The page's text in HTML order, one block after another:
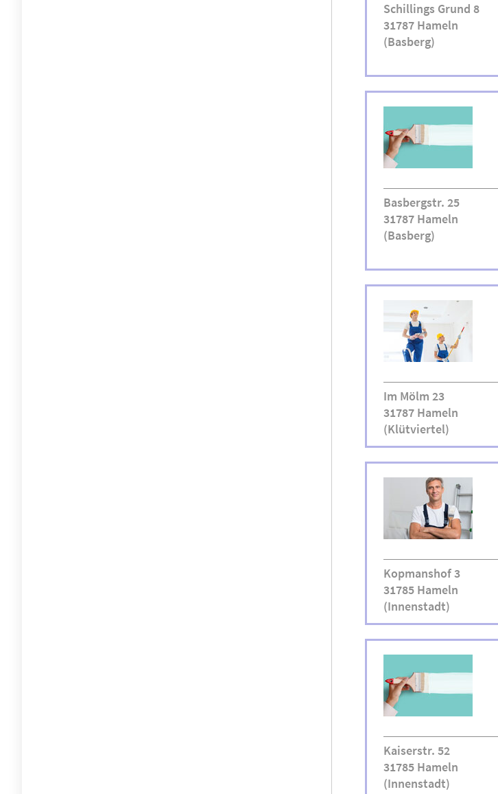
Schillings Grund 8
31787 Hameln
(Basberg)
Basbergstr. 25
31787 Hameln
(Basberg)
Im Mölm 23
31787 Hameln
(Klütviertel)
Kopmanshof 3
31785 Hameln
(Innenstadt)
Kaiserstr. 52
31785 Hameln
(Innenstadt)